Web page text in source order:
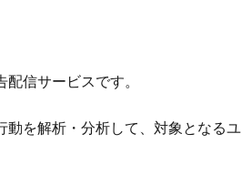
信サービスです。
動を解析・分析して、対象となるユ